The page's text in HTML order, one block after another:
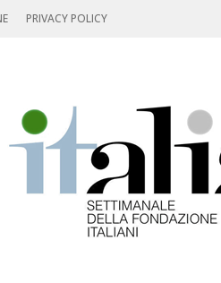
PRIVACY POLICY